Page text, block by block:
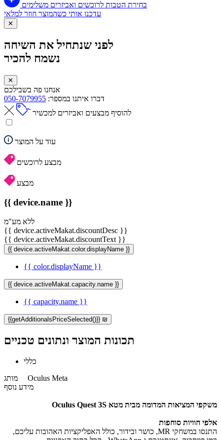
בחירת הטבות לרוכשים ואביזרים משלימים
עדכנו אותי כשהמוצר חוזר למלאי
✕
לפני שנתחיל את השיחה
נשמח להכיר
✕
אנחנו פה בשבילכם
דברו איתנו במספר: 050-7079955
להוסיף מבצעים ואביזרים למכשיר
עוד על המוצר
מבצע לרוכשים
מבצע
{{ device.name }}
ללא מע"מ
{{ device.activeMakat.discountDesc }}
{{ device.activeMakat.discountText }}
{{ device.activeMakat.color.displayName }}
{{ color.displayName }}
{{ device.activeMakat.capacity.name }}
{{ capacity.name }}
{{getAdditionalsPriceSelected()}} ₪
תכונות המוצר ונתונים טכניים
כללי
מותג Oculus Meta
מידע נוסף
משקפי המציאות המדומה מבית מטא Oculus Quest 3S
אלפי חוויות סוחפות
התנסו במשחקי MR, כושר ובידור, כולל האפליקציות האהובות עליכם,